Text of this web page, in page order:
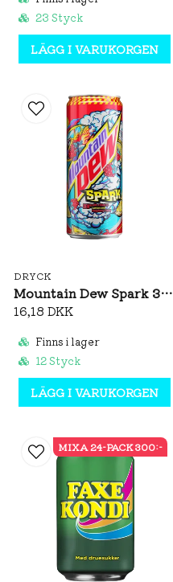
23 Styck
LÄGG I VARUKORGEN
DRYCK
Mountain Dew Spark 330ml
16,18 DKK
Finns i lager
12 Styck
LÄGG I VARUKORGEN
MIXA 24-PACK 300:-